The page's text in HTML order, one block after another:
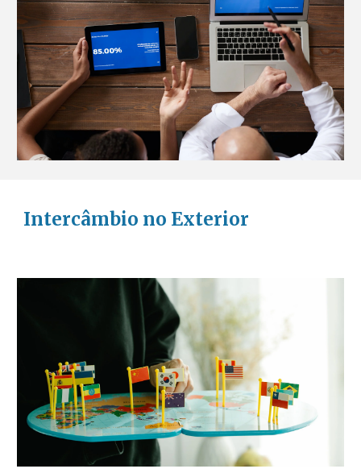
Intercâmbio no Exterior